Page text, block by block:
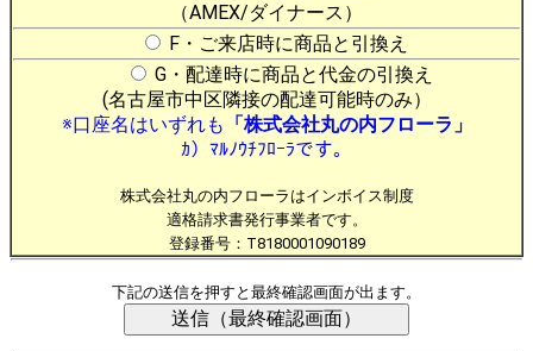
（AMEX/ダイナース）
F・ご来店時に商品と引換え
G・配達時に商品と代金の引換え
(名古屋市中区隣接の配達可能時のみ）
※口座名はいずれも 「株式会社丸の内フローラ」
ｶ）ﾏﾙﾉｳﾁﾌﾛｰﾗです。
株式会社丸の内フローラはインボイス制度
適格請求書発行事業者です。
登録番号：T8180001090189
下記の送信を押すと最終確認画面が出ます。